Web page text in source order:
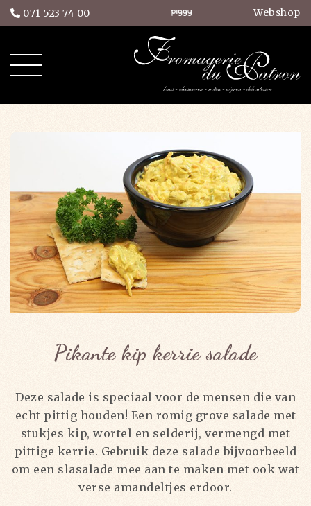
071 523 74 00 Webshop
Pikante kip kerrie salade
Deze salade is speciaal voor de mensen die van
echt pittig houden! Een romig grove salade met
stukjes kip, wortel en selderij, vermengd met
pittige kerrie. Gebruik deze salade bijvoorbeeld
om een slasalade mee aan te maken met ook wat
verse amandeltjes erdoor.